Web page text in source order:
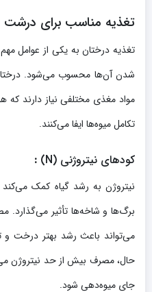
تغذیه مناسب برای
تغذیه درختان به یکی از عوامل
شدن آن‌ها محسوب می‌شود.
مواد مغذی مختلفی نیاز دارند
تکامل میوه‌ها ایفا می‌کنند.
کودهای نیتروژنی (N)
:
نیتروژن به رشد گیاه کمک می‌کند
برگ‌ها و شاخه‌ها تأثیر می‌گذارد.
می‌تواند باعث رشد بهتر درخت و
حال، مصرف بیش از حد نیتروژن
جای میوه‌دهی شود.